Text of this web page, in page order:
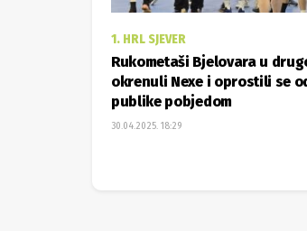
1. HRL SJEVER
Rukometaši Bjelovara u
okrenuli Nexe i oprostili se
publike pobjedom
30.04.2025. 18:29